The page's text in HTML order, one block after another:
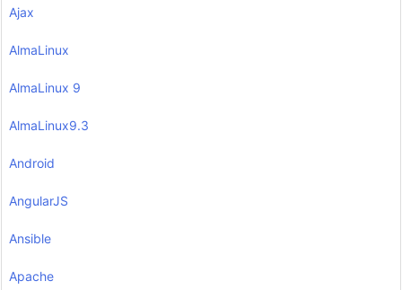
Ajax
AlmaLinux
AlmaLinux 9
AlmaLinux9.3
Android
AngularJS
Ansible
Apache